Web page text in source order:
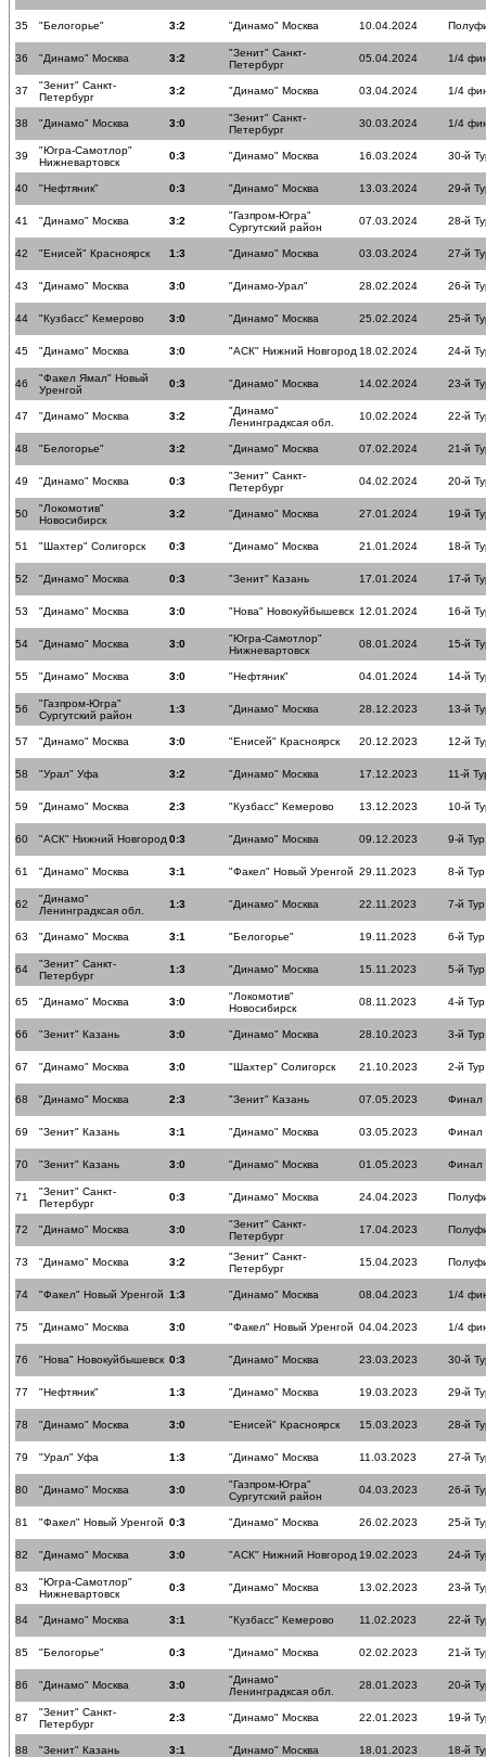
35 "Белогорье" 3:2 "Динамо" Москва 10.04.2024
36 "Динамо" Москва 3:2
"Зенит" Санкт-
Петербург
05.04.2024 1/4
37
"Зенит" Санкт-
Петербург
3:2 "Динамо" Москва 03.04.2024 1/4
38 "Динамо" Москва 3:0
"Зенит" Санкт-
Петербург
30.03.2024 1/4
39
"Югра-Самотлор"
Нижневартовск
0:3 "Динамо" Москва 16.03.2024 30-й
40 "Нефтяник" 0:3 "Динамо" Москва 13.03.2024 29-й
41 "Динамо" Москва 3:2
"Газпром-Югра"
Сургутский район
07.03.2024 28-й
42 "Енисей" Красноярск 1:3 "Динамо" Москва 03.03.2024 27-й
43 "Динамо" Москва 3:0 "Динамо-Урал" 28.02.2024 26-й
44 "Кузбасс" Кемерово 3:0 "Динамо" Москва 25.02.2024 25-й
45 "Динамо" Москва 3:0 "АСК" Нижний Новгород 18.02.2024 24-й
46
"Факел Ямал" Новый
Уренгой
0:3 "Динамо" Москва 14.02.2024 23-й
47 "Динамо" Москва 3:2
"Динамо"
Ленинградксая обл.
10.02.2024 22-й
48 "Белогорье" 3:2 "Динамо" Москва 07.02.2024 21-й
49 "Динамо" Москва 0:3
"Зенит" Санкт-
Петербург
04.02.2024 20-й
50
"Локомотив"
Новосибирск
3:2 "Динамо" Москва 27.01.2024 19-й
51 "Шахтер" Солигорск 0:3 "Динамо" Москва 21.01.2024 18-й
52 "Динамо" Москва 0:3 "Зенит" Казань 17.01.2024 17-й
53 "Динамо" Москва 3:0 "Нова" Новокуйбышевск 12.01.2024 16-й
54 "Динамо" Москва 3:0
"Югра-Самотлор"
Нижневартовск
08.01.2024 15-й
55 "Динамо" Москва 3:0 "Нефтяник" 04.01.2024 14-й
56
"Газпром-Югра"
Сургутский район
1:3 "Динамо" Москва 28.12.2023 13-й
57 "Динамо" Москва 3:0 "Енисей" Красноярск 20.12.2023 12-й
58 "Урал" Уфа 3:2 "Динамо" Москва 17.12.2023 11-й
59 "Динамо" Москва 2:3 "Кузбасс" Кемерово 13.12.2023 10-й
60 "АСК" Нижний Новгород 0:3 "Динамо" Москва 09.12.2023 9-й Тур
61 "Динамо" Москва 3:1 "Факел" Новый Уренгой 29.11.2023 8-й Тур
62
"Динамо"
Ленинградксая обл.
1:3 "Динамо" Москва 22.11.2023 7-й Тур
63 "Динамо" Москва 3:1 "Белогорье" 19.11.2023 6-й Тур
64
"Зенит" Санкт-
Петербург
1:3 "Динамо" Москва 15.11.2023 5-й Тур
65 "Динамо" Москва 3:0
"Локомотив"
Новосибирск
08.11.2023 4-й Тур
66 "Зенит" Казань 3:0 "Динамо" Москва 28.10.2023 3-й Тур
67 "Динамо" Москва 3:0 "Шахтер" Солигорск 21.10.2023 2-й Тур
68 "Динамо" Москва 2:3 "Зенит" Казань 07.05.2023 Финал
69 "Зенит" Казань 3:1 "Динамо" Москва 03.05.2023 Финал
70 "Зенит" Казань 3:0 "Динамо" Москва 01.05.2023 Финал
71
"Зенит" Санкт-
Петербург
0:3 "Динамо" Москва 24.04.2023
72 "Динамо" Москва 3:0
"Зенит" Санкт-
Петербург
17.04.2023
73 "Динамо" Москва 3:2
"Зенит" Санкт-
Петербург
15.04.2023
74 "Факел" Новый Уренгой 1:3 "Динамо" Москва 08.04.2023 1/4
75 "Динамо" Москва 3:0 "Факел" Новый Уренгой 04.04.2023 1/4
76 "Нова" Новокуйбышевск 0:3 "Динамо" Москва 23.03.2023 30-й
77 "Нефтяник" 1:3 "Динамо" Москва 19.03.2023 29-й
78 "Динамо" Москва 3:0 "Енисей" Красноярск 15.03.2023 28-й
79 "Урал" Уфа 1:3 "Динамо" Москва 11.03.2023 27-й
80 "Динамо" Москва 3:0
"Газпром-Югра"
Сургутский район
04.03.2023 26-й
81 "Факел" Новый Уренгой 0:3 "Динамо" Москва 26.02.2023 25-й
82 "Динамо" Москва 3:0 "АСК" Нижний Новгород 19.02.2023 24-й
83
"Югра-Самотлор"
Нижневартовск
0:3 "Динамо" Москва 13.02.2023 23-й
84 "Динамо" Москва 3:1 "Кузбасс" Кемерово 11.02.2023 22-й
85 "Белогорье" 0:3 "Динамо" Москва 02.02.2023 21-й
86 "Динамо" Москва 3:0
"Динамо"
Ленинградксая обл.
28.01.2023 20-й
87
"Зенит" Санкт-
Петербург
2:3 "Динамо" Москва 22.01.2023 19-й
88 "Зенит" Казань 3:1 "Динамо" Москва 18.01.2023 18-й